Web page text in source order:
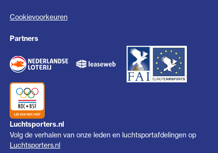
Cookievoorkeuren
Partners
Luchtsporters.nl
Volg de verhalen van onze leden en luchtsportafdelingen op
Luchtsporters.nl